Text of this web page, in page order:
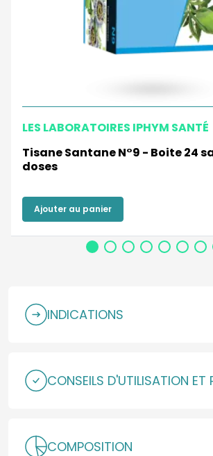
LES LABORATOIRES IPHYM SANTÉ
Tisane Santane N°9 - Boite 24
doses
Ajouter au panier
INDICATIONS
CONSEILS D'UTILISATION ET
COMPOSITION